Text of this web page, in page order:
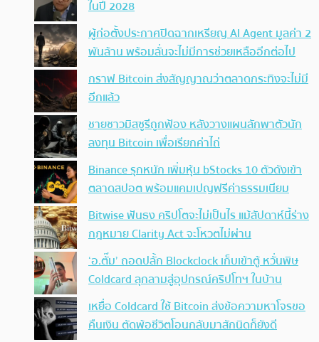
ในปี 2028
ผู้ก่อตั้งประกาศปิดฉากเหรียญ AI Agent มูลค่า 2
พันล้าน พร้อมลั่นจะไม่มีการช่วยเหลืออีกต่อไป
กราฟ Bitcoin ส่งสัญญาณว่าตลาดกระทิงจะไม่มี
อีกแล้ว
ชายชาวมิสซูรีถูกฟ้อง หลังวางแผนลักพาตัวนัก
ลงทุน Bitcoin เพื่อเรียกค่าไถ่
Binance รุกหนัก เพิ่มหุ้น bStocks 10 ตัวดังเข้า
ตลาดสปอต พร้อมแคมเปญฟรีค่าธรรมเนียม
Bitwise ฟันธง คริปโตจะไม่เป็นไร แม้สัปดาห์นี้ร่าง
กฎหมาย Clarity Act จะโหวตไม่ผ่าน
‘อ.ตั๊ม’ ถอดปลั้ก Blockclock เก็บเข้าตู้ หวั่นพิษ
Coldcard ลุกลามสู่อุปกรณ์คริปโทฯ ในบ้าน
เหยื่อ Coldcard ใช้ Bitcoin ส่งข้อความหาโจรขอ
คืนเงิน ตัดพ้อชีวิตโอนกลับมาสักนิดก็ยังดี